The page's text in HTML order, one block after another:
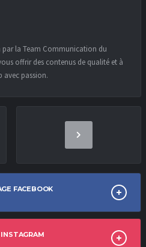
par la Team Communication du
offrir des contenus de qualité et à
avec passion.
FACEBOOK